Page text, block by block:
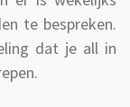
te bespreken.
dat je all in